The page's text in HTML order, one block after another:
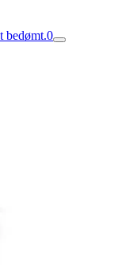
bedømt.0